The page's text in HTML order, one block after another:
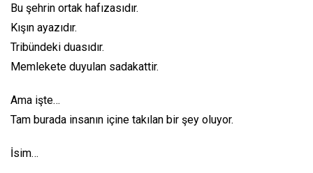
Bu şehrin ortak hafızasıdır.
Kışın ayazıdır.
Tribündeki duasıdır.
Memlekete duyulan sadakattir.
Ama işte…
Tam burada insanın içine takılan bir şey oluyor.
İsim…